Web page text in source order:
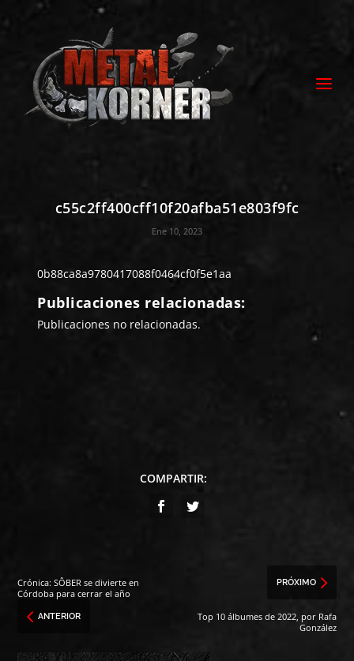
c55c2ff400cff10f20afba51e803f9fc
Ene 10, 2023
0b88ca8a9780417088f0464cf0f5e1aa
Publicaciones relacionadas:
Publicaciones no relacionadas.
COMPARTIR:
Crónica: SÔBER se divierte en
Córdoba para cerrar el año
ANTERIOR
PRÓXIMO
Top 10 álbumes de 2022, por Rafa
González